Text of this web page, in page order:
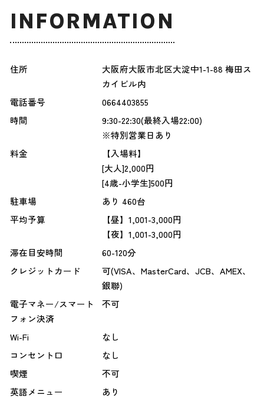
INFORMATION
住所
大阪府大阪市北区大淀中1-1-88 梅田ス
カイビル内
電話番号
0664403855
時間
9:30-22:30(最終入場22:00)
※特別営業日あり
料金
【入場料】
[大人]2,000円
[4歳-小学生]500円
駐車場
あり 460台
平均予算
【昼】1,001-3,000円
【夜】1,001-3,000円
滞在目安時間
60-120分
クレジットカード
可(VISA、MasterCard、JCB、AMEX、
銀聯)
電子マネー/スマート
フォン決済
不可
Wi-Fi
なし
コンセント口
なし
喫煙
不可
英語メニュー
あり